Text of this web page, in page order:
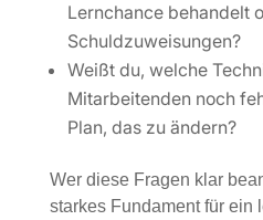
Lernchance behandelt
Schuldzuweisungen?
Weißt du, welche
Mitarbeitenden noch
Plan, das zu ändern?
Wer diese Fragen klar
starkes Fundament für ein